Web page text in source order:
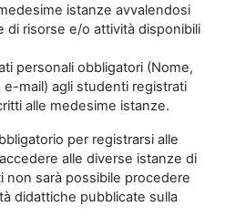
istanze avvalendosi
di risorse e/o attività disponibili
personali obbligatori (Nome,
mail) agli studenti registrati
alle medesime istanze.
per registrarsi alle
alle diverse istanze di
non sarà possibile procedere
didattiche pubblicate sulla